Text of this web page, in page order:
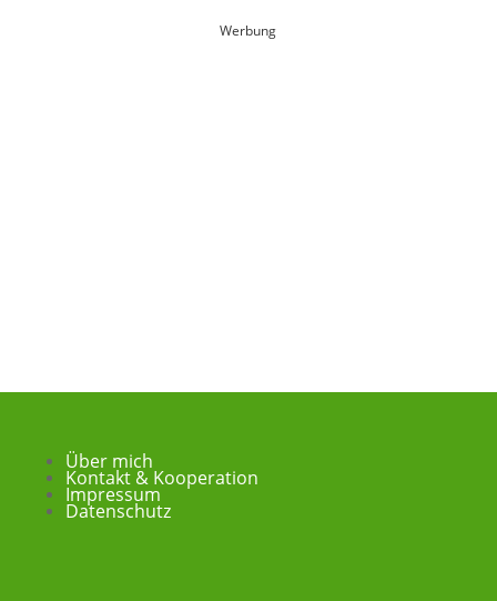
Werbung
Über mich
Kontakt & Kooperation
Impressum
Datenschutz